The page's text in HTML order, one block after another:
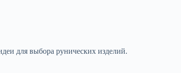
для выбора рунических изделий.